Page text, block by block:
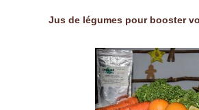
Jus de légumes pour booster